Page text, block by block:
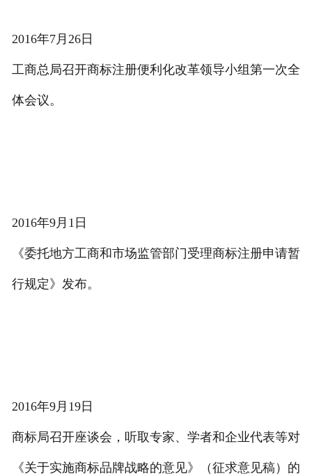
2016年7月26日
工商总局召开商标注册便利化改革领导小组第一次全
体会议。
2016年9月1日
《委托地方工商和市场监管部门受理商标注册申请暂
行规定》发布。
2016年9月19日
商标局召开座谈会，听取专家、学者和企业代表等对
《关于实施商标品牌战略的意见》（征求意见稿）的